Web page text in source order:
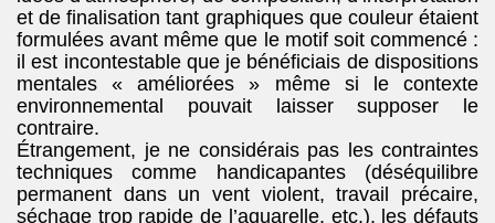
et de finalisation tant graphiques que couleur étaient
formulées avant même que le motif soit commencé :
il est incontestable que je bénéficiais de dispositions
mentales « améliorées » même si le contexte
environnemental pouvait laisser supposer le
contraire.
Étrangement, je ne considérais pas les contraintes
techniques comme handicapantes (déséquilibre
permanent dans un vent violent, travail précaire,
séchage trop rapide de l’aquarelle, etc.), les défauts